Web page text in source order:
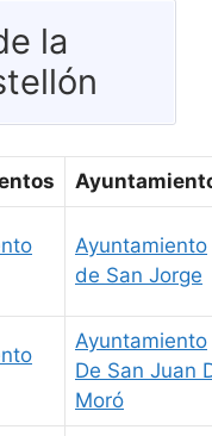
la
Ayuntamiento
de San Jorge
Ayuntamiento
De San Juan
Moró